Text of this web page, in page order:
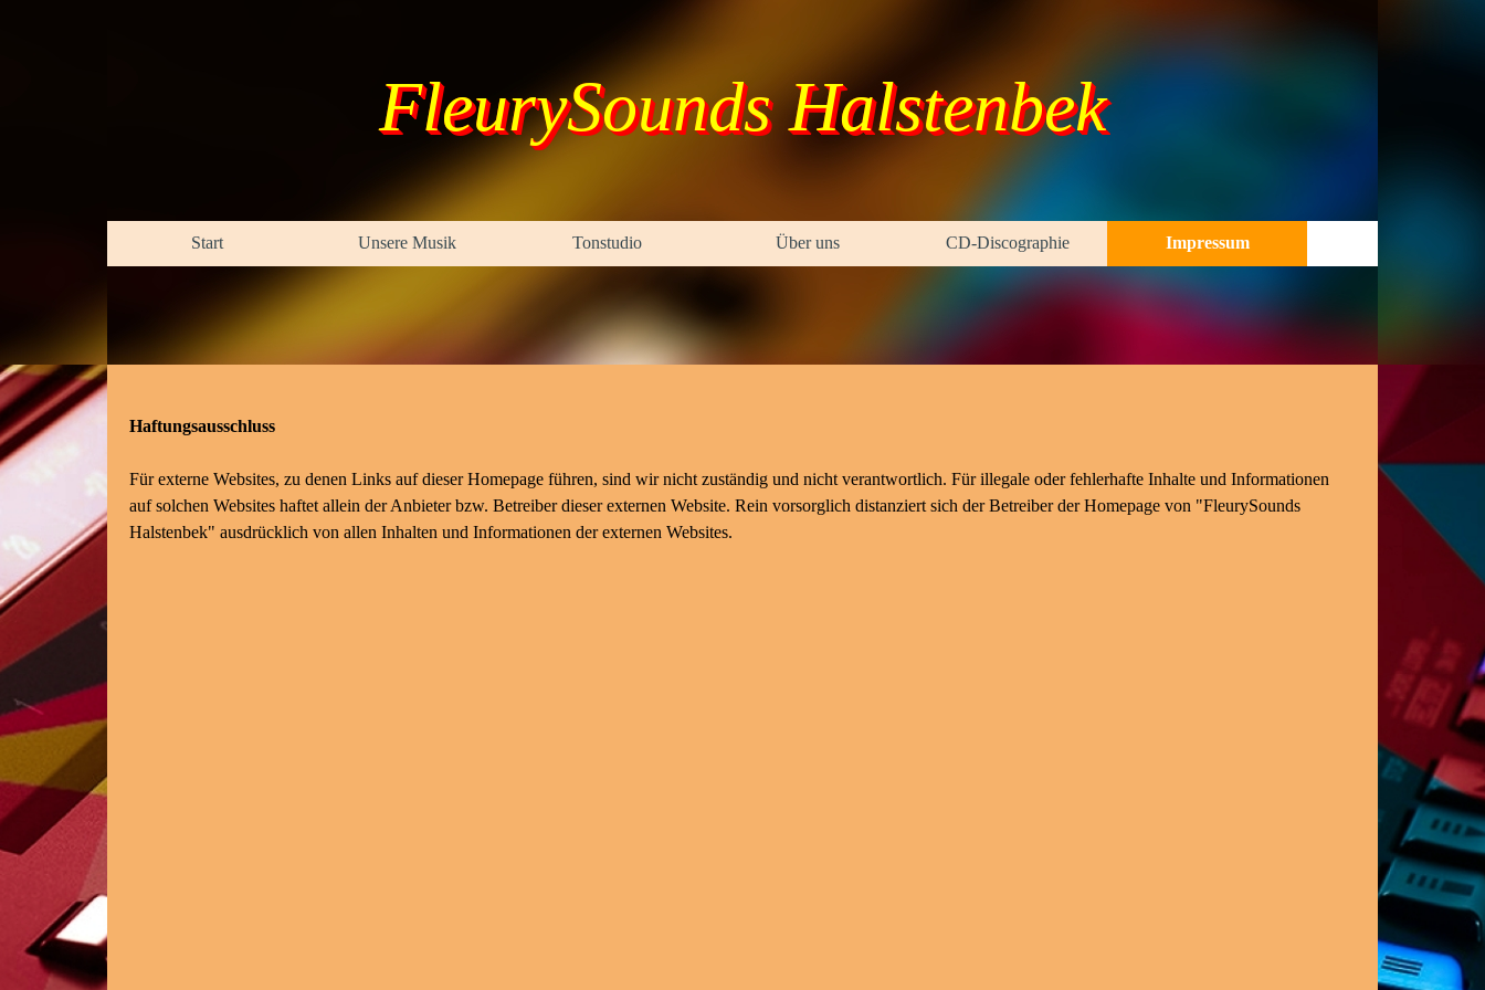
FleurySounds Halstenbek
Menü überspringen
Start Unsere Musik ▼
Tonstudio ▼
Über uns ▼
CD-Discographie ▼
Impressum
Haftungsausschluss
Für externe Websites, zu denen Links auf dieser Homepage führen, sind wir nicht zuständig und nicht verantwortlich. Für illegale oder fehlerhafte Inhalte und Informationen
auf solchen Websites haftet allein der Anbieter bzw. Betreiber dieser externen Website. Rein vorsorglich distanziert sich der Betreiber der Homepage von "FleurySounds
Halstenbek" ausdrücklich von allen Inhalten und Informationen der externen Websites.